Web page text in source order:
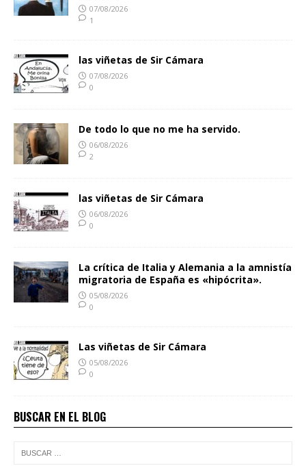
07/08/2026
1
las viñetas de Sir Cámara
07/08/2026
0
De todo lo que no me ha servido.
06/08/2026
2
las viñetas de Sir Cámara
06/08/2026
0
La crítica de Italia y Alemania a la amnistía
migratoria de España es «hipócrita».
05/08/2026
0
Las viñetas de Sir Cámara
05/08/2026
0
BUSCAR EN EL BLOG